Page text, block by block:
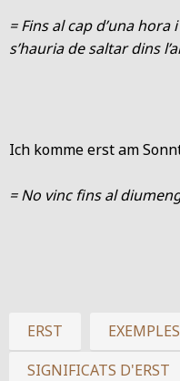
= Fins al cap d’una
s’hauria de saltar dins
Ich komme erst am
= No vinc fins al
ERST
SIGNIFICATS D'ERST